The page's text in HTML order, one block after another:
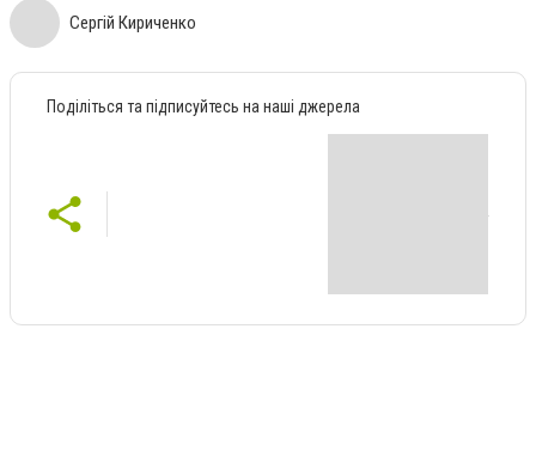
Сергій Кириченко
Поділіться та підписуйтесь на наші джерела